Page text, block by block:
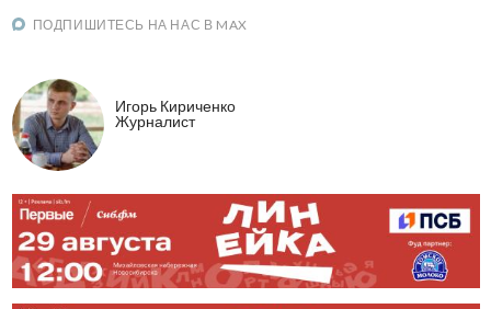
ПОДПИШИТЕСЬ НА НАС В MAX
Игорь Кириченко
Журналист